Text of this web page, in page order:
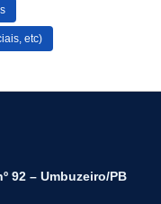
etc)
92 – Umbuzeiro/PB